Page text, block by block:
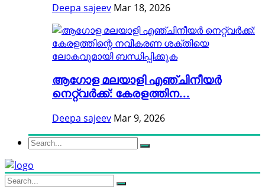
Deepa sajeev Mar 18, 2026
ആഗോള മലയാളി എഞ്ചിനീയർ
നെറ്റ്വർക്ക്: കേരളത്തിന...
Deepa sajeev Mar 9, 2026